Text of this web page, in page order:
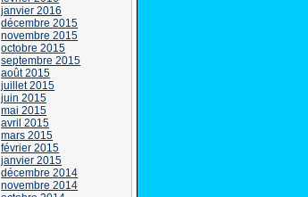
janvier 2016
décembre 2015
novembre 2015
octobre 2015
septembre 2015
août 2015
juillet 2015
juin 2015
mai 2015
avril 2015
mars 2015
février 2015
janvier 2015
décembre 2014
novembre 2014